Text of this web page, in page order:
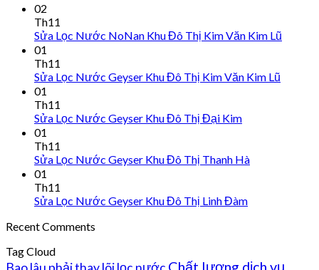
02
Th11
Sửa Lọc Nước NoNan Khu Đô Thị Kim Văn Kim Lũ
01
Th11
Sửa Lọc Nước Geyser Khu Đô Thị Kim Văn Kim Lũ
01
Th11
Sửa Lọc Nước Geyser Khu Đô Thị Đại Kim
01
Th11
Sửa Lọc Nước Geyser Khu Đô Thị Thanh Hà
01
Th11
Sửa Lọc Nước Geyser Khu Đô Thị Linh Đàm
Recent Comments
Tag Cloud
Chất lượng dịch vụ